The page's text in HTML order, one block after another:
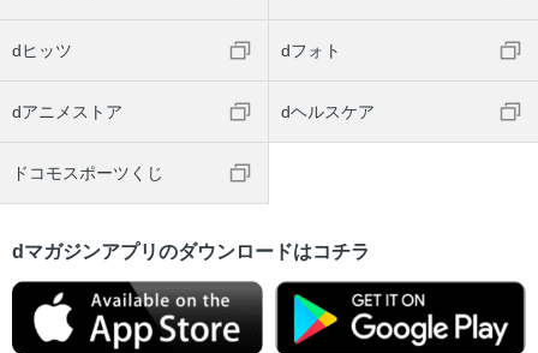
dヒッツ dフォト
dアニメストア dヘルスケア
ドコモスポーツくじ
dマガジンアプリのダウンロードはコチラ